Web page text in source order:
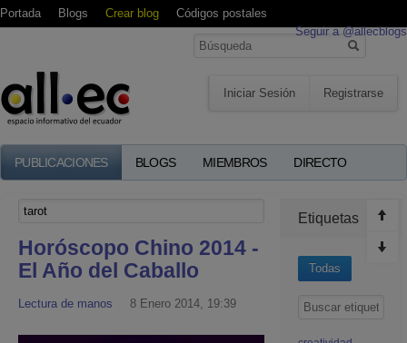
Portada Blogs Crear blog
Códigos postales
Seguir a @allecblogs
Iniciar Sesión Registrarse
PUBLICACIONES BLOGS MIEMBROS DIRECTO
Horóscopo Chino 2014 -
El Año del Caballo
Lectura de manos 8 Enero 2014, 19:39
Etiquetas
Todas